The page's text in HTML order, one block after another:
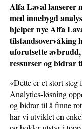
Alfa Laval lanserer
med innebygd
hjelper nye Alfa
tilstandsovervåking
uforutsette
ressurser og bidrar
«Dette er et stort
Analytics-løsning
og bidrar til å finne
har vi utviklet en